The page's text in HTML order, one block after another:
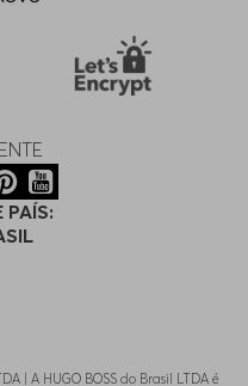
PAÍS:
| A HUGO BOSS do Brasil LTDA é